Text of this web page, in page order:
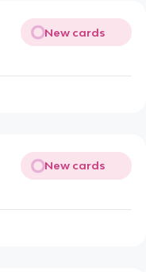
New cards
New cards